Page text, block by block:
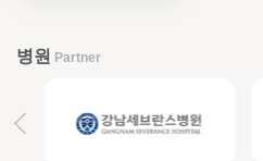
병원 Partner